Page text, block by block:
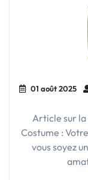
01 août 2025
Article sur la
Costume :
vous soyez